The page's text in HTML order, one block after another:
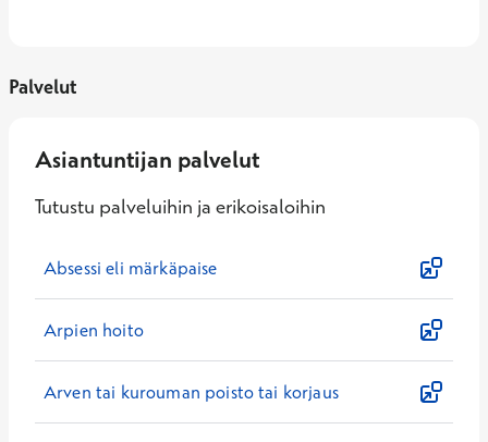
Palvelut
Asiantuntijan palvelut
Tutustu palveluihin ja erikoisaloihin
Absessi eli märkäpaise
Arpien hoito
Arven tai kurouman poisto tai korjaus